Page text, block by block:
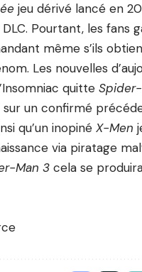
jeu dérivé lancé en
Pourtant, les fans
même s’ils
. Les nouvelles
quitte
un confirmé
qu’un inopiné X-Men
via piratage
Man 3 cela se